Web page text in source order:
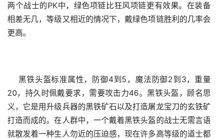
两个战士的PK中，绿色项链比狂风项链更有效果。在装备
相差无几，等级又相近的情况下，戴绿色项链胜利的几率会
更高。
黑铁头盔标准属性，防御4到5，魔法防御2到3，重量
20，持久时佩戴要求，需要攻击力46。黑铁头盔，顾名思
义，它是用升级兵器的黑铁矿石以及打造屠龙宝刀的玄铁矿
打造而成的。在人群中，一个戴着黑铁头盔的战士无需言语
就散发着一种生人勿近的压迫感，现在许多高等级的道士都